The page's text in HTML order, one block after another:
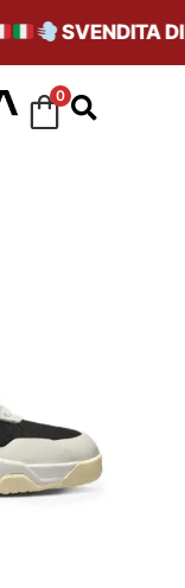
SVENDITA DI
0